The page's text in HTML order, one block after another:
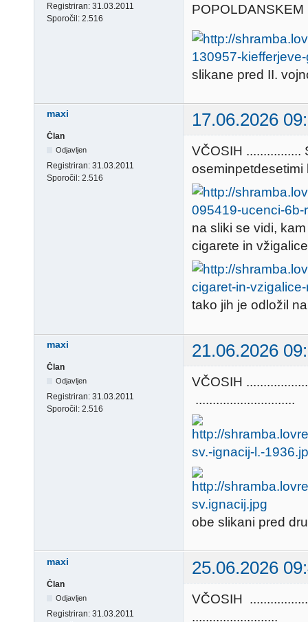
Registriran: 31.03.2011
Sporočil: 2.516
slikane pred II.
maxi 17.06.2026
Član
Odjavljen
Registriran: 31.03.2011
Sporočil: 2.516
VČOSIH
oseminpetdesetimi
na sliki se vidi,
cigarete in
tako jih je odložil
maxi 21.06.2026
Član
Odjavljen
Registriran: 31.03.2011
Sporočil: 2.516
VČOSIH
.............................
obe slikani pred
maxi 25.06.2026
Član
Odjavljen
Registriran: 31.03.2011
VČOSIH
.........................